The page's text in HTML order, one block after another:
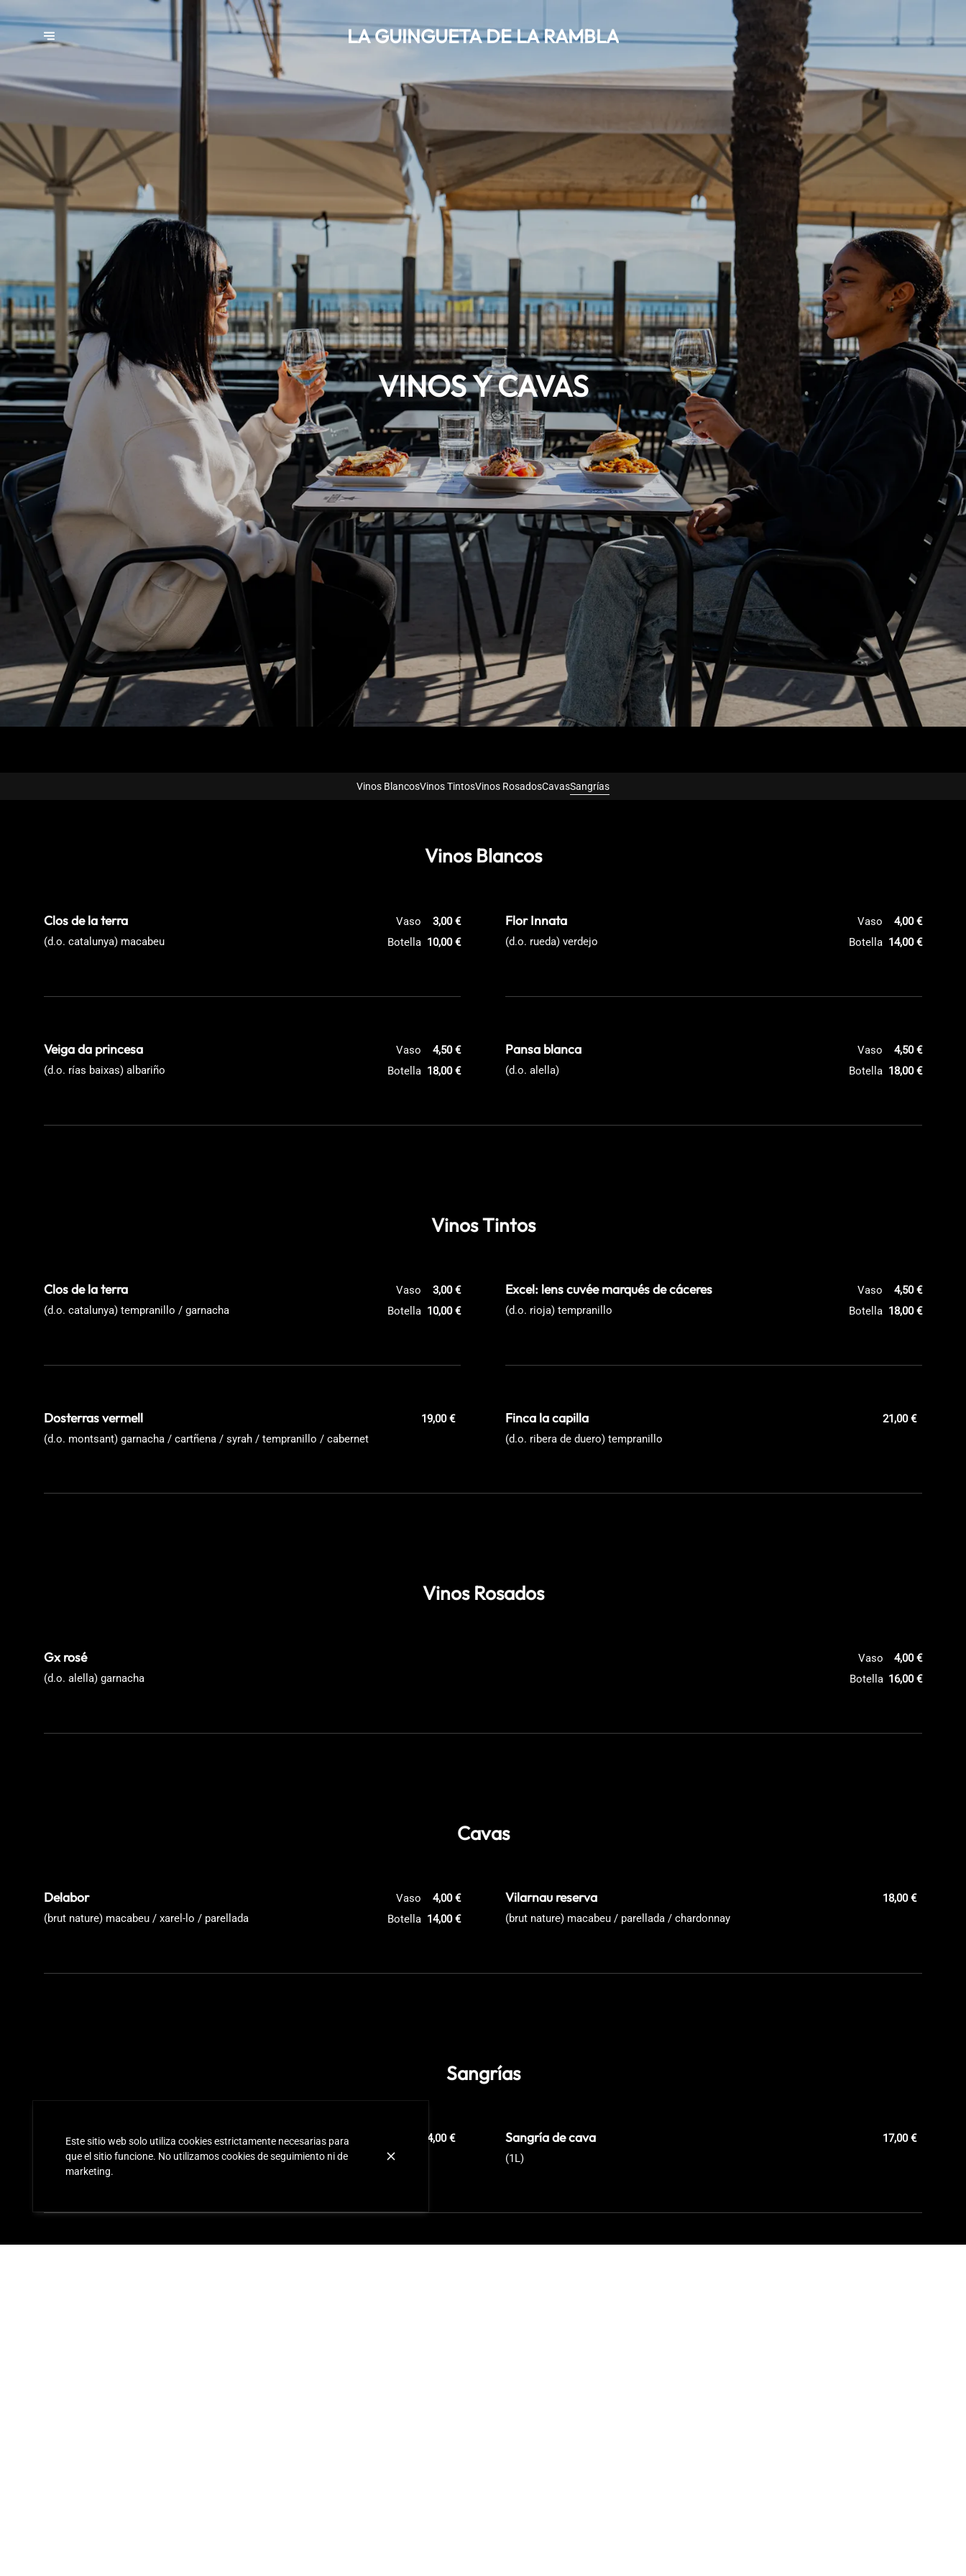
LA GUINGUETA DE LA RAMBLA
VINOS Y CAVAS
Vinos BlancosVinos TintosVinos RosadosCavasSangrías
Vinos Blancos
Clos de la terra
(d.o. catalunya) macabeu
Vaso
3,00 €
Botella 10,00 €
Flor Innata
(d.o. rueda) verdejo
Vaso
4,00 €
Botella 14,00 €
Veiga da princesa
(d.o. rías baixas) albariño
Vaso
4,50 €
Botella 18,00 €
Pansa blanca
(d.o. alella)
Vaso
4,50 €
Botella 18,00 €
Vinos Tintos
Clos de la terra
(d.o. catalunya) tempranillo / garnacha
Vaso
3,00 €
Botella 10,00 €
Excel: lens cuvée marqués de cáceres
(d.o. rioja) tempranillo
Vaso
4,50 €
Botella 18,00 €
Dosterras vermell
(d.o. montsant) garnacha / cartñena / syrah / tempranillo / cabernet
19,00 € Finca la capilla
(d.o. ribera de duero) tempranillo
21,00 €
Vinos Rosados
Gx rosé
(d.o. alella) garnacha
Vaso
4,00 €
Botella 16,00 €
Cavas
Delabor
(brut nature) macabeu / xarel-lo / parellada
Vaso
4,00 €
Botella 14,00 €
Vilarnau reserva
(brut nature) macabeu / parellada / chardonnay
18,00 €
Sangrías
Sangría de vino 14,00 € Sangría de cava
(1L)
17,00 €
Este sitio web solo utiliza cookies estrictamente necesarias para
que el sitio funcione. No utilizamos cookies de seguimiento ni de
marketing.